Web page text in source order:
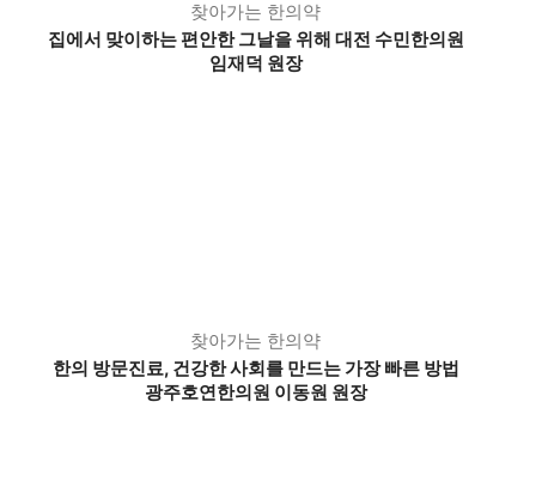
찾아가는 한의약
집에서 맞이하는 편안한 그날을 위해 대전 수민한의원
임재덕 원장
찾아가는 한의약
한의 방문진료, 건강한 사회를 만드는 가장 빠른 방법
광주호연한의원 이동원 원장